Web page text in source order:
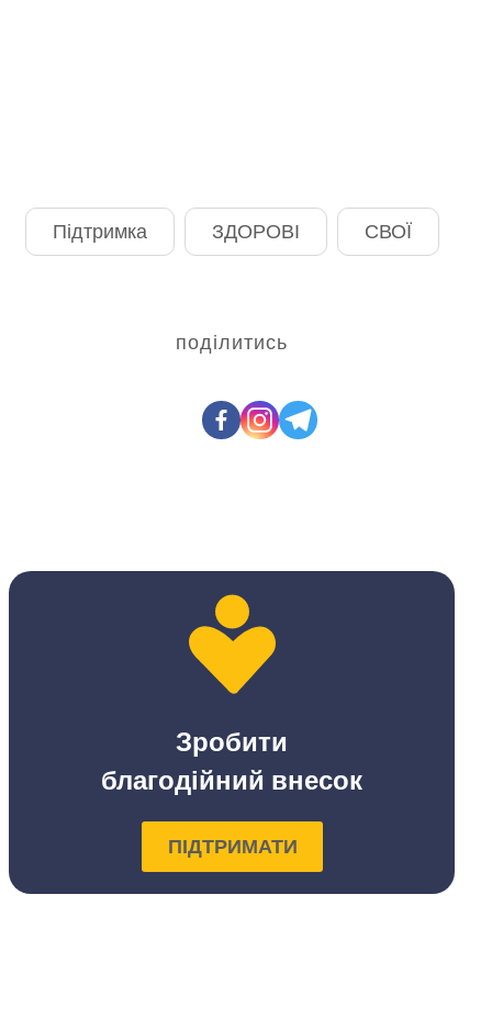
Підтримка ЗДОРОВІ СВОЇ
поділитись
Зробити
благодійний внесок
ПІДТРИМАТИ